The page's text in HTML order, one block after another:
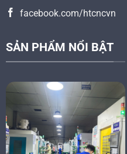
facebook.com/htcncvn
SẢN PHẨM NỔI BẬT